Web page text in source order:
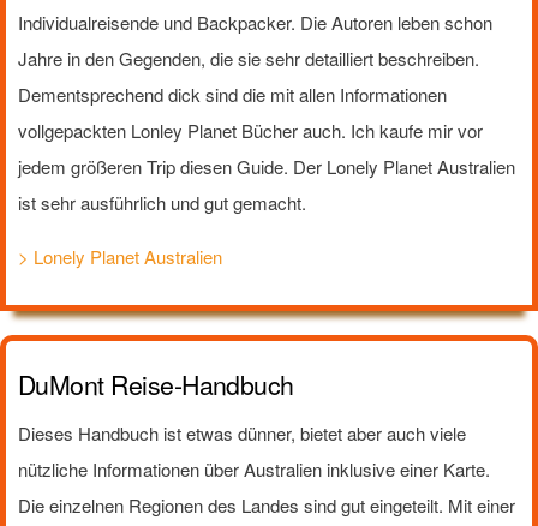
Individualreisende und Backpacker. Die Autoren leben schon
Jahre in den Gegenden, die sie sehr detailliert beschreiben.
Dementsprechend dick sind die mit allen Informationen
vollgepackten Lonley Planet Bücher auch. Ich kaufe mir vor
jedem größeren Trip diesen Guide. Der Lonely Planet Australien
ist sehr ausführlich und gut gemacht.
> Lonely Planet Australien
DuMont Reise-Handbuch
Dieses Handbuch ist etwas dünner, bietet aber auch viele
nützliche Informationen über Australien inklusive einer Karte.
Die einzelnen Regionen des Landes sind gut eingeteilt. Mit einer